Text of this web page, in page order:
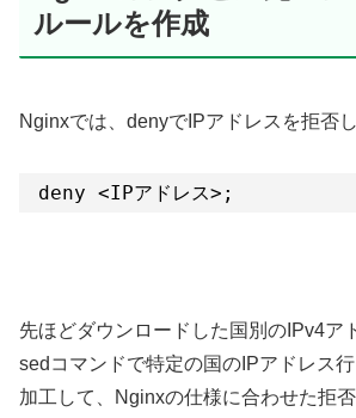
ルールを作成
Nginxでは、denyでIPアドレスを拒否し
deny <IPアドレス>;
先ほどダウンロードした国別のIPv4ア
sedコマンドで特定の国のIPアドレス
加工して、Nginxの仕様に合わせた拒